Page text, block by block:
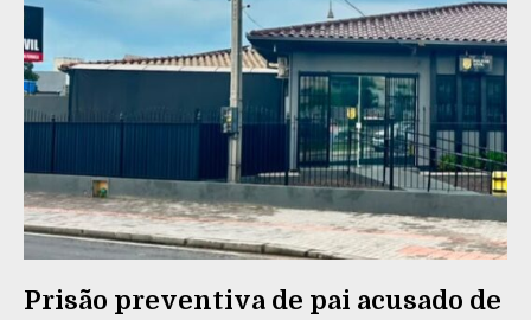
Prisão preventiva de pai acusado de